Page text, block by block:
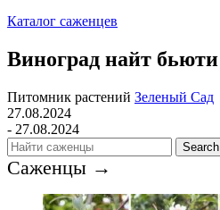
Каталог саженцев
Виноград найт бьюти
Питомник растений Зеленый Сад
27.08.2024
- 27.08.2024
Search
Саженцы →